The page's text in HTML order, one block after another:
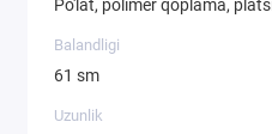
Po'lat, polimer qoplama,
Balandligi
61 sm
Uzunlik